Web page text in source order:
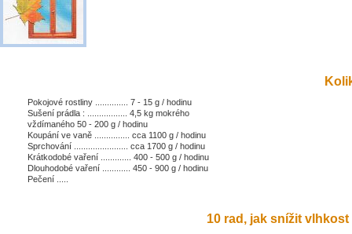
Pokojové rostliny .............. 7 - 15 g / hodinu
Sušení prádla : ................. 4,5 kg mokrého
vždímaného 50 - 200 g / hodinu
Koupání ve vaně ............... cca 1100 g / hodinu
Sprchování ....................... cca 1700 g / hodinu
Krátkodobé vaření ............. 400 - 500 g / hodinu
Dlouhodobé vaření ............ 450 - 900 g / hodinu
Pečení .....
10 rad, jak snížit vlhkost